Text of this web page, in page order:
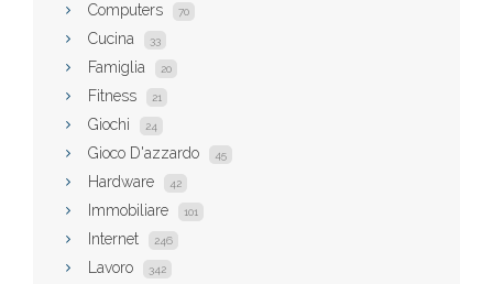
Computers 70
Cucina 33
Famiglia 20
Fitness 21
Giochi 24
Gioco D'azzardo 45
Hardware 42
Immobiliare 101
Internet 246
Lavoro 342